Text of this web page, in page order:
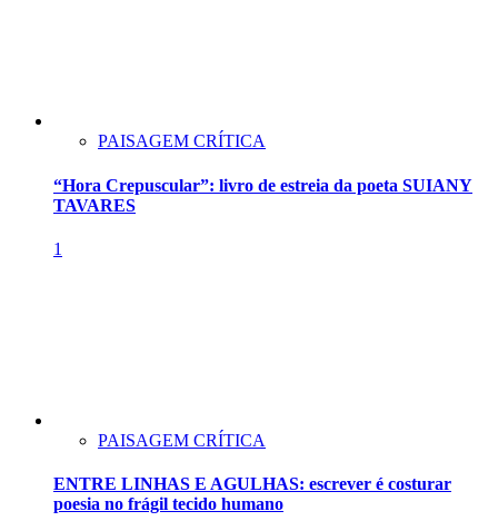
PAISAGEM CRÍTICA
“Hora Crepuscular”: livro de estreia da poeta SUIANY
TAVARES
1
PAISAGEM CRÍTICA
ENTRE LINHAS E AGULHAS: escrever é costurar
poesia no frágil tecido humano